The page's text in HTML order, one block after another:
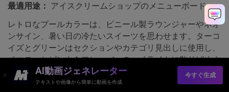
最適用途： アイスクリームショップのメニューボード
レトロなプールカラーは、ビニール製ラウンジャーやネオ
ンサイン、暑い日の冷たいスイーツを思わせます。ターコ
イズとグリーンはセクションやカテゴリ見出しに使用し、
イエローとピンクをフレーバーのハイライトに散りばめま
しょう。ブラックは価格や小さな文字を遠くからでも読み
やすくします。シンプルなチェッカーパターンやストライ
AI動画ジェネレーター
テキストや画像から簡単に動画を作成
今すぐ生成